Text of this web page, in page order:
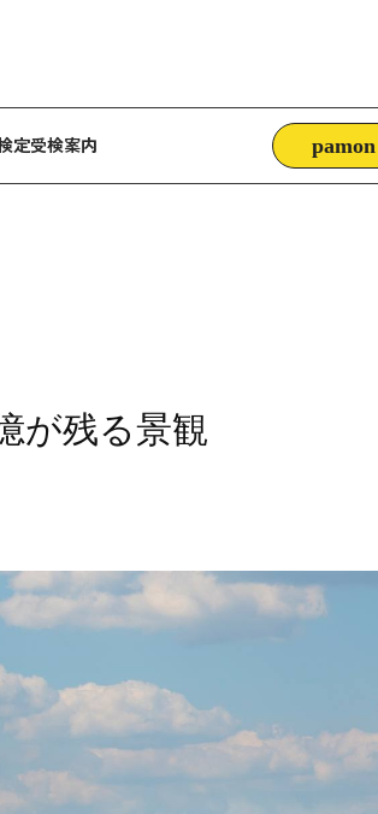
ゲーション
定受検案内 pamon
が残る景観